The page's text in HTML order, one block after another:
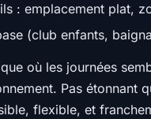
: emplacement plat,
(club enfants,
où les journées
Pas
flexible, et